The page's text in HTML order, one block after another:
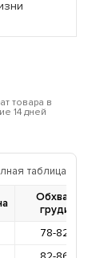
товара в
14 дней
таблица
Обхват
груди
78-82